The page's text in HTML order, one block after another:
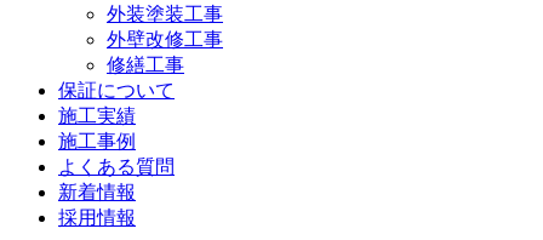
外装塗装工事
外壁改修工事
修繕工事
保証について
施工実績
施工事例
よくある質問
新着情報
採用情報